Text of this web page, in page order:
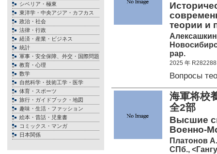
シベリア・極東
東洋学・中央アジア・カフカス
政治・社会
法律・行政
経済・産業・ビジネス
統計
軍事・安全保障、外交・国際問題
教育・心理
数学
自然科学・技術工学・医学
体育・スポーツ
旅行・ガイドブック・地図
趣味・生活・ファッション
絵本・昔話・児童書
コミックス・マンガ
日本関係
теории и
pap.
2025 年 R282288
Вопросы
海軍将
全2部
Высшие
Военно-
Платонов
СПб.,